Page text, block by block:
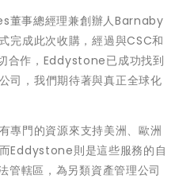
事總經理兼創辦人Barnaby
完成此次收購，經過與CSC和
作，Eddystone已成功找到
司，我們期待著與真正全球化
門的資源來支持美洲、歐洲
Eddystone則是這些服務的自
管轄區，為另類資產管理公司